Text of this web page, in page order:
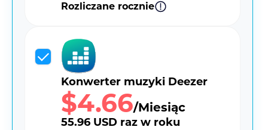
Rozliczane rocznie
Konwerter muzyki Deezer
$4.66/Miesiąc
55.96 USD raz w roku